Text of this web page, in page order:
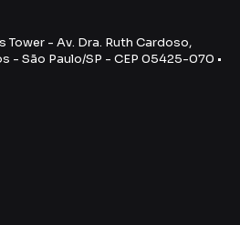
Tower - Av. Dra. Ruth Cardoso,
- São Paulo/SP - CEP 05425-070 •